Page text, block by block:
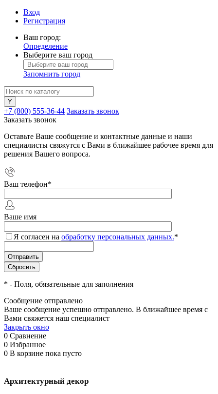
Вход
Регистрация
Ваш город:
Определение
Выберите ваш город
Запомнить город
+7 (800) 555-36-44 Заказать звонок
Заказать звонок
Оставьте Ваше сообщение и контактные данные и наши
специалисты свяжутся с Вами в ближайшее рабочее время для
решения Вашего вопроса.
Ваш телефон*
Ваше имя
Я согласен на обработку персональных данных.*
* - Поля, обязательные для заполнения
Сообщение отправлено
Ваше сообщение успешно отправлено. В ближайшее время с
Вами свяжется наш специалист
Закрыть окно
0 Сравнение
0 Избранное
0 В корзине пока пусто
Архитектурный декор